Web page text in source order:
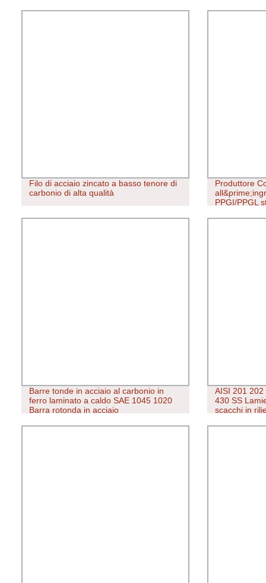
Filo di acciaio zincato a basso tenore di
carbonio di alta qualità
Produttore
PPGI/PPGL
alluminio/
Barre tonde in acciaio al carbonio in
ferro laminato a caldo SAE 1045 1020
Barra rotonda in acciaio
AISI 201
430 SS
scacchi in